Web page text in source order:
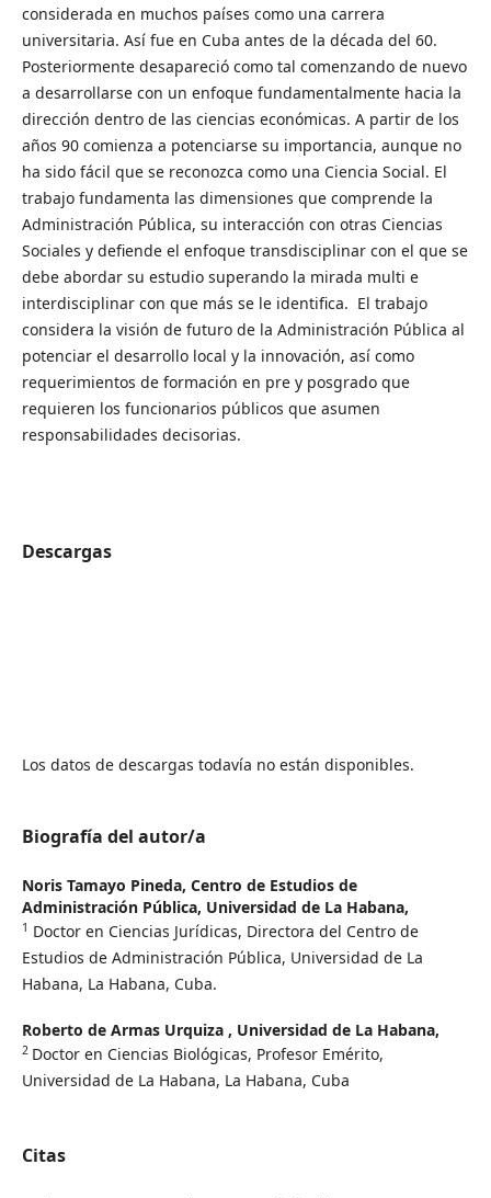
considerada en muchos países como una carrera
universitaria. Así fue en Cuba antes de la década del 60.
Posteriormente desapareció como tal comenzando de nuevo
a desarrollarse con un enfoque fundamentalmente hacia la
dirección dentro de las ciencias económicas. A partir de los
años 90 comienza a potenciarse su importancia, aunque no
ha sido fácil que se reconozca como una Ciencia Social. El
trabajo fundamenta las dimensiones que comprende la
Administración Pública, su interacción con otras Ciencias
Sociales y defiende el enfoque transdisciplinar con el que se
debe abordar su estudio superando la mirada multi e
interdisciplinar con que más se le identifica. El trabajo
considera la visión de futuro de la Administración Pública al
potenciar el desarrollo local y la innovación, así como
requerimientos de formación en pre y posgrado que
requieren los funcionarios públicos que asumen
responsabilidades decisorias.
Descargas
Los datos de descargas todavía no están disponibles.
Biografía del autor/a
Noris Tamayo Pineda, Centro de Estudios de
Administración Pública, Universidad de La Habana,
1 Doctor en Ciencias Jurídicas, Directora del Centro de
Estudios de Administración Pública, Universidad de La
Habana, La Habana, Cuba.
Roberto de Armas Urquiza , Universidad de La Habana,
2 Doctor en Ciencias Biológicas, Profesor Emérito,
Universidad de La Habana, La Habana, Cuba
Citas